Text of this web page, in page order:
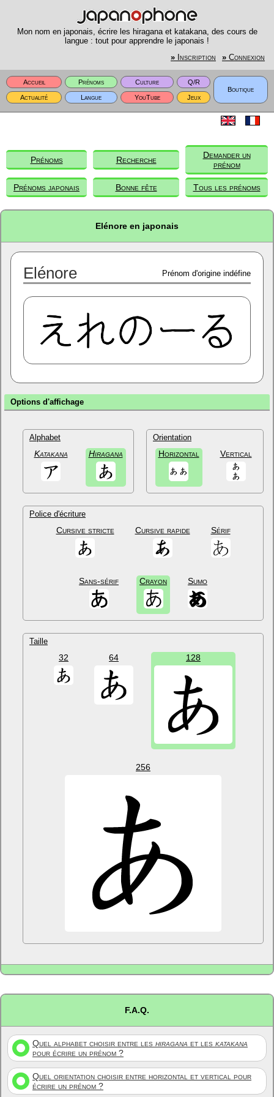
Mon nom en japonais, écrire les hiragana et katakana, des cours de
langue : tout pour apprendre le japonais !
» Inscription » Connexion
Accueil Prénoms Culture
Q/R
Boutique
Actualité
Langue YouTube Jeux
Prénoms Recherche
Demander un
prénom
Prénoms japonais Bonne fête Tous les prénoms
Elénore en japonais
Elénore Prénom d'origine indéfine
Options d'affichage
Alphabet
Katakana Hiragana
Orientation
Horizontal Vertical
Police d'écriture
Cursive stricte Cursive rapide Sérif
Sans-sérif Crayon Sumo
Taille
32 64 128
256
F.A.Q.
Quel alphabet choisir entre les hiragana et les katakana
pour écrire un prénom ?
Quel orientation choisir entre horizontal et vertical pour
écrire un prénom ?